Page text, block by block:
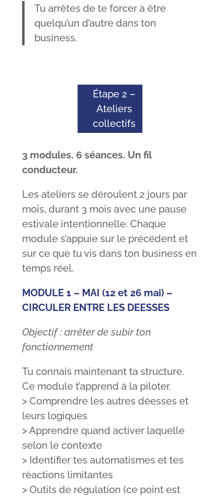
Tu arrêtes de te forcer à être
quelqu’un d’autre dans ton
business.
Étape 2 –
Ateliers
collectifs
3 modules. 6 séances. Un fil
conducteur.
Les ateliers se déroulent 2 jours par
mois, durant 3 mois avec une pause
estivale intentionnelle. Chaque
module s’appuie sur le précédent et
sur ce que tu vis dans ton business en
temps réel.
MODULE 1 – MAI (12 et 26 mai) –
CIRCULER ENTRE LES DEESSES
Objectif : arrêter de subir ton
fonctionnement
Tu connais maintenant ta structure.
Ce module t’apprend à la piloter.
> Comprendre les autres déesses et
leurs logiques
> Apprendre quand activer laquelle
selon le contexte
> Identifier tes automatismes et tes
réactions limitantes
> Outils de régulation (ce point est